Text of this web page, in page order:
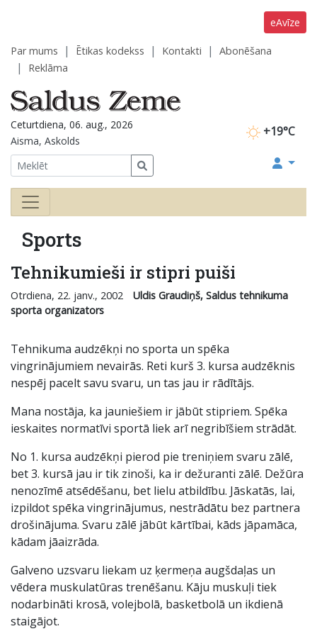
eAvīze
Par mums Ētikas kodekss Kontakti
Abonēšana
Reklāma
+19°C
Ceturtdiena, 06. aug., 2026
Aisma, Askolds
Sports
Tehnikumieši ir stipri puiši
Otrdiena, 22. janv., 2002
Uldis Graudiņš, Saldus tehnikuma
sporta organizators
Tehnikuma audzēkņi no sporta un spēka
vingrinājumiem nevairās. Reti kurš 3. kursa audzēknis
nespēj pacelt savu svaru, un tas jau ir rādītājs.
Mana nostāja, ka jauniešiem ir jābūt stipriem. Spēka
ieskaites normatīvi sportā liek arī negribīšiem strādāt.
No 1. kursa audzēkņi pierod pie treniņiem svaru zālē,
bet 3. kursā jau ir tik zinoši, ka ir dežuranti zālē. Dežūra
nenozīmē atsēdēšanu, bet lielu atbildību. Jāskatās, lai,
izpildot spēka vingrinājumus, nestrādātu bez partnera
drošinājuma. Svaru zālē jābūt kārtībai, kāds jāpamāca,
kādam jāaizrāda.
Galveno uzsvaru liekam uz ķermeņa augšdaļas un
vēdera muskulatūras trenēšanu. Kāju muskuļi tiek
nodarbināti krosā, volejbolā, basketbolā un ikdienā
staigājot.